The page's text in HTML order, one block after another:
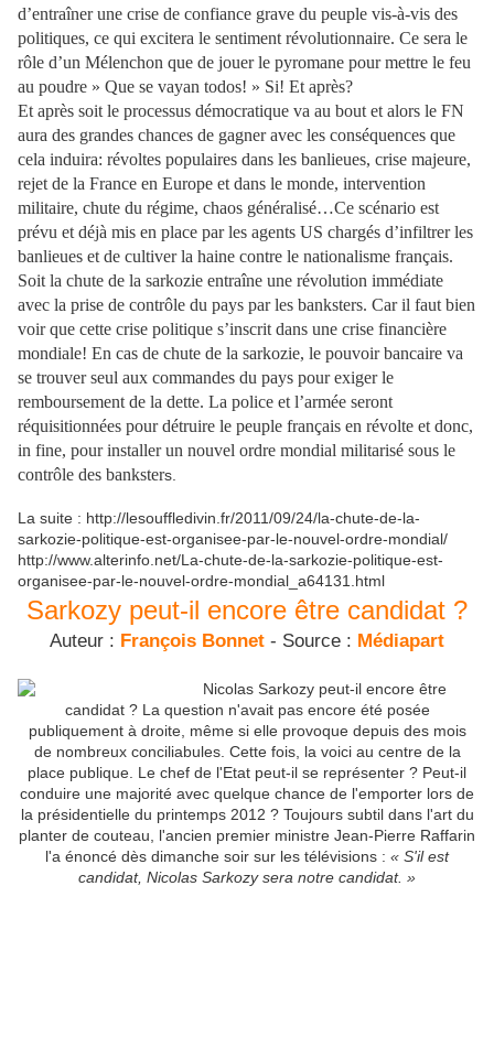
d’entraîner une crise de confiance grave du peuple vis-à-vis des
politiques, ce qui excitera le sentiment révolutionnaire. Ce sera le
rôle d’un Mélenchon que de jouer le pyromane pour mettre le feu
au poudre » Que se vayan todos! » Si! Et après?
Et après soit le processus démocratique va au bout et alors le FN
aura des grandes chances de gagner avec les conséquences que
cela induira: révoltes populaires dans les banlieues, crise majeure,
rejet de la France en Europe et dans le monde, intervention
militaire, chute du régime, chaos généralisé…Ce scénario est
prévu et déjà mis en place par les agents US chargés d’infiltrer les
banlieues et de cultiver la haine contre le nationalisme français.
Soit la chute de la sarkozie entraîne une révolution immédiate
avec la prise de contrôle du pays par les banksters. Car il faut bien
voir que cette crise politique s’inscrit dans une crise financière
mondiale! En cas de chute de la sarkozie, le pouvoir bancaire va
se trouver seul aux commandes du pays pour exiger le
remboursement de la dette. La police et l’armée seront
réquisitionnées pour détruire le peuple français en révolte et donc,
in fine, pour installer un nouvel ordre mondial militarisé sous le
contrôle des banksters.
La suite : http://lesouffledivin.fr/2011/09/24/la-chute-de-la-
sarkozie-politique-est-organisee-par-le-nouvel-ordre-mondial/
http://www.alterinfo.net/La-chute-de-la-sarkozie-politique-est-
organisee-par-le-nouvel-ordre-mondial_a64131.html
Sarkozy peut-il encore être candidat ?
Auteur : François Bonnet - Source : Médiapart
Nicolas Sarkozy peut-il encore être
candidat ? La question n'avait pas encore été posée
publiquement à droite, même si elle provoque depuis des mois
de nombreux conciliabules. Cette fois, la voici au centre de la
place publique. Le chef de l'Etat peut-il se représenter ? Peut-il
conduire une majorité avec quelque chance de l'emporter lors de
la présidentielle du printemps 2012 ? Toujours subtil dans l'art du
planter de couteau, l'ancien premier ministre Jean-Pierre Raffarin
l'a énoncé dès dimanche soir sur les télévisions : « S'il est
candidat, Nicolas Sarkozy sera notre candidat. »